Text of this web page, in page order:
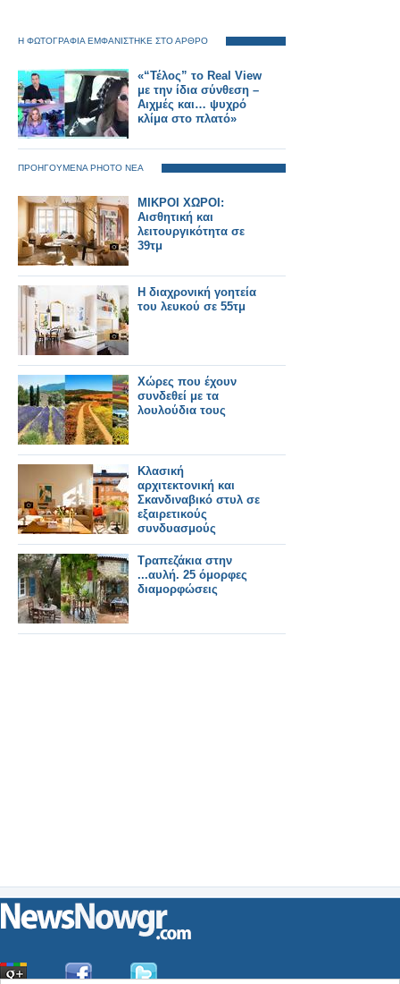
Η ΦΩΤΟΓΡΑΦΙΑ ΕΜΦΑΝΙΣΤΗΚΕ ΣΤΟ ΑΡΘΡΟ
«“Τέλος” το Real View
με την ίδια σύνθεση –
Αιχμές και… ψυχρό
κλίμα στο πλατό»
ΠΡΟΗΓΟΥΜΕΝΑ PHOTO ΝΕΑ
ΜΙΚΡΟΙ ΧΩΡΟΙ:
Αισθητική και
λειτουργικότητα σε
39τμ
Η διαχρονική γοητεία
του λευκού σε 55τμ
Χώρες που έχουν
συνδεθεί με τα
λουλούδια τους
Κλασική
αρχιτεκτονική και
Σκανδιναβικό στυλ σε
εξαιρετικούς
συνδυασμούς
Τραπεζάκια στην
...αυλή. 25 όμορφες
διαμορφώσεις